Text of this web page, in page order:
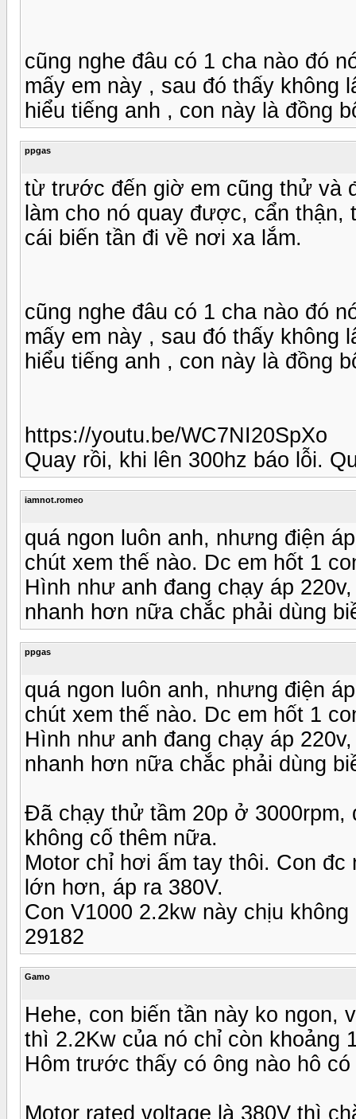
cũng nghe đâu có 1 cha nào đó
mấy em này , sau đó thấy không
hiểu tiếng anh , con này là đồng
ppgas
từ trước đến giờ em cũng thử và
làm cho nó quay được, cẩn
cái biến tần đi về nơi xa lắm.
cũng nghe đâu có 1 cha nào đó
mấy em này , sau đó thấy không
hiểu tiếng anh , con này là đồng
https://youtu.be/WC7NI20SpXo
Quay rồi, khi lên 300hz báo lỗi.
iamnot.romeo
quá ngon luôn anh, nhưng điện
chút xem thế nào. Dc em hốt 1
Hình như anh đang chạy áp
nhanh hơn nữa chắc phải dùng
ppgas
quá ngon luôn anh, nhưng điện
chút xem thế nào. Dc em hốt 1
Hình như anh đang chạy áp
nhanh hơn nữa chắc phải dùng
Đã chạy thử tầm 20p ở 3000rpm,
không cố thêm nữa.
Motor chỉ hơi ấm tay thôi. Con
lớn hơn, áp ra 380V.
Con V1000 2.2kw này chịu không
29182
Gamo
Hehe, con biến tần này ko ngon,
thì 2.2Kw của nó chỉ còn khoảng
Hôm trước thấy có ông nào hô
Motor rated voltage là 380V thì